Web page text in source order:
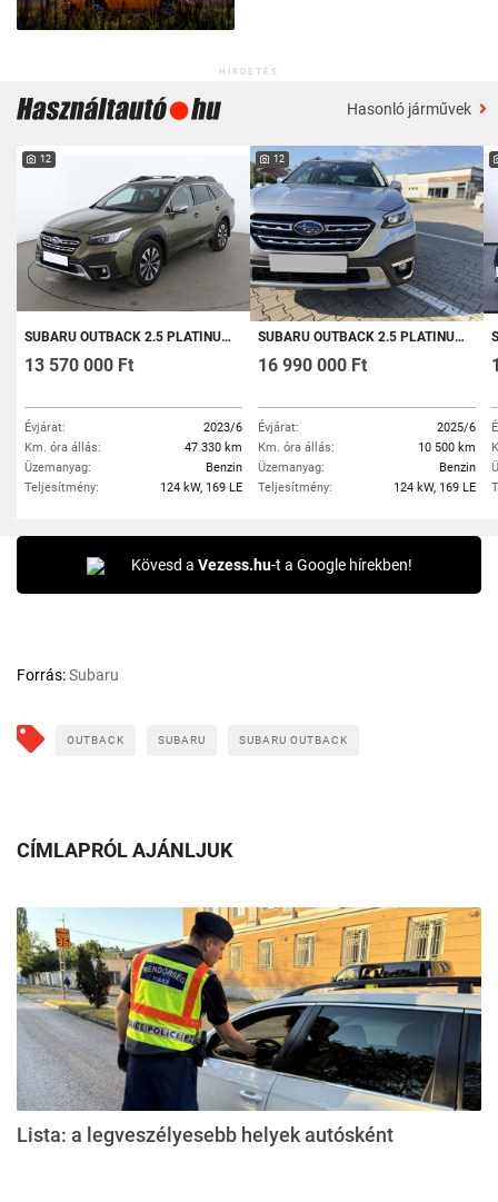
HIRDETÉS
Hasonló járművek
12
SUBARU OUTBACK 2.5 PLATINUM CVT LED/KAMERA/PANORAMA/KEYLESS/H&K HIFI
13 570 000 Ft
Évjárat:
2023/6
Km. óra állás:
47 330 km
Üzemanyag:
Benzin
Teljesítmény:
124 kW, 169 LE
12
SUBARU OUTBACK 2.5 PLATINUM CVT AKCIÓS ÁRON! 1. TULAJ 2033-IG GARANCIA LEVEHETŐ HOROG AJÁNDÉK 15EKM-ES SZERVI
16 990 000 Ft
Évjárat:
2025/6
Km. óra állás:
10 500 km
Üzemanyag:
Benzin
Teljesítmény:
124 kW, 169 LE
Kövesd a Vezess.hu-t a Google hírekben!
Forrás:Subaru
OUTBACK SUBARU SUBARU OUTBACK
CÍMLAPRÓL AJÁNLJUK
Lista: a legveszélyesebb helyek autósként